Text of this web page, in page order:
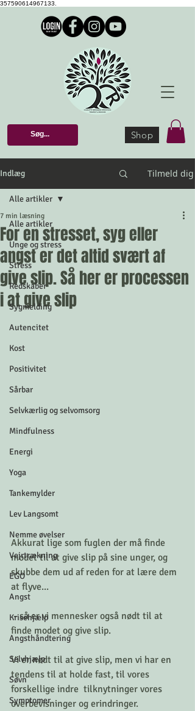
357590614967133.
Shop
Indlæg Tilmeld dig
Alle artikler
Unge og stress
Stress
Redskaber
Sygmelding
Autencitet
Kost
Positivitet
Sårbar
Selvkærlig og selvomsorg
Mindfulness
Energi
Yoga
Tankemylder
Lev Langsomt
Nemme øvelser
Vejrtrækning
EGO
Angst
Krisehjælp
Angsthåndtering
Selvhjælp
Søvn
Symptomer
Alle artikler
For en stresset, syg eller
angst er det altid svært af
give slip. Så her er processen
i at give slip
7 min læsning
Akkurat lige som fuglen der må finde
modet til at give slip på sine unger, og
skubbe dem ud af reden for at lære dem
at flyve...
- så er vi mennesker også nødt til at
finde modet og give slip.
Vi er nødt til at give slip, men vi har en
tendens til at holde fast, til vores
forskellige indre  tilknytninger vores
overbevisninger og erindringer.